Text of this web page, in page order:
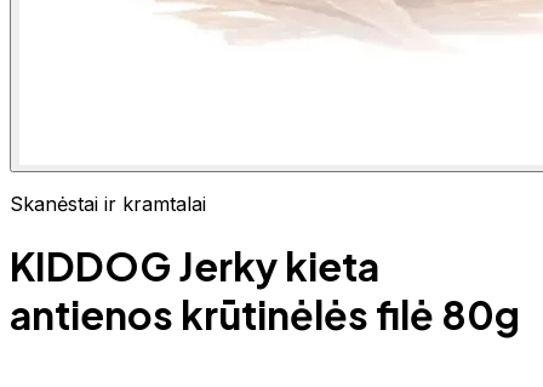
Skanėstai ir kramtalai
KIDDOG Jerky kieta
antienos krūtinėlės filė 80g